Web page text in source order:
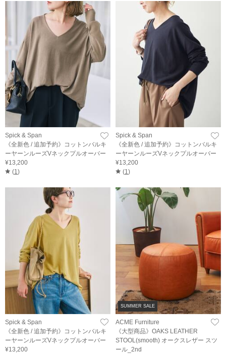
Spick & Span
《全新色 / 追加予約》コットンバルキ
ーヤーンルーズVネックプルオーバー
¥13,200
(1)
Spick & Span
《全新色 / 追加予約》コットンバルキ
ーヤーンルーズVネックプルオーバー
¥13,200
(1)
Spick & Span
《全新色 / 追加予約》コットンバルキ
ーヤーンルーズVネックプルオーバー
¥13,200
SUMMER SALE
ACME Furniture
《大型商品》OAKS LEATHER
STOOL(smooth) オークスレザー スツ
ール_2nd